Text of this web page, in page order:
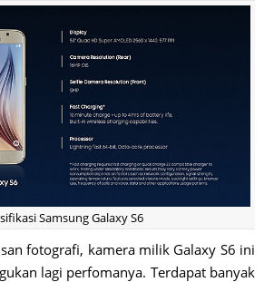
Samsung Galaxy S6
fotografi, kamera milik Galaxy S6 ini
lagi perfomanya. Terdapat banyak